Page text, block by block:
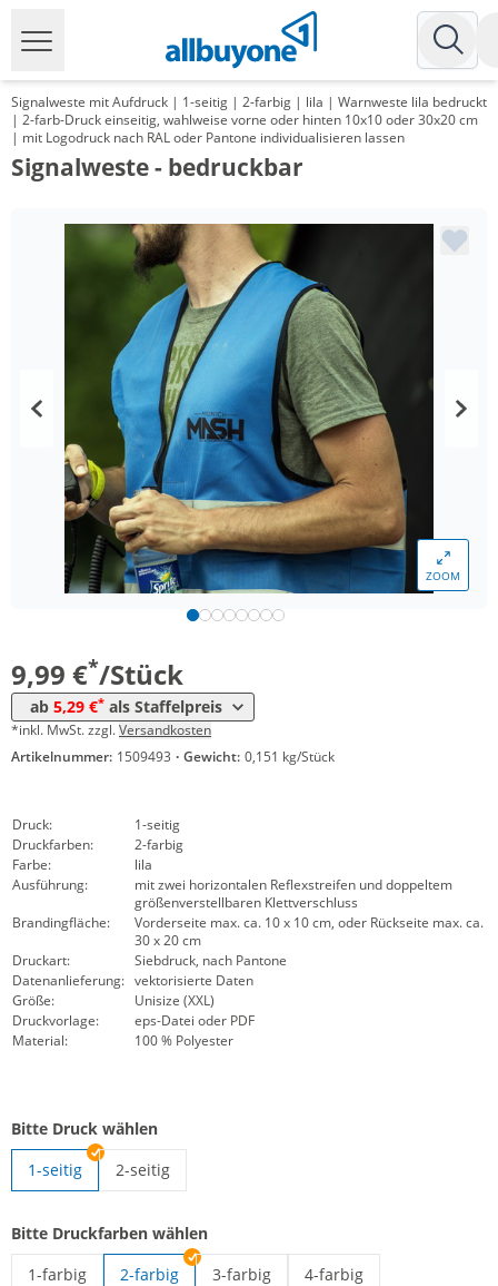
Signalweste mit Aufdruck | 1-seitig | 2-farbig | lila | Warnweste lila bedruckt
| 2-farb-Druck einseitig, wahlweise vorne oder hinten 10x10 oder 30x20 cm
| mit Logodruck nach RAL oder Pantone individualisieren lassen
Signalweste - bedruckbar
ZOOM
9,99 €*/Stück
ab 5,29 €* als Staffelpreis
Preis
ab 100 Stück 6,99 €
ab 200 Stück 6,29 €
ab 300 Stück 6,19 €*
*inkl. MwSt. zzgl.Versandkosten
Artikelnummer: 1509493 · Gewicht: 0,151 kg/Stück
Druck:
1-seitig
Druckfarben:
2-farbig
Farbe:
lila
Ausführung:
mit zwei horizontalen Reflexstreifen und doppeltem
größenverstellbaren Klettverschluss
Brandingfläche:
Vorderseite max. ca. 10 x 10 cm, oder Rückseite max. ca.
30 x 20 cm
Druckart:
Siebdruck, nach Pantone
Datenanlieferung: vektorisierte Daten
Größe:
Unisize (XXL)
Druckvorlage:
eps-Datei oder PDF
Material:
100 % Polyester
Bitte Druck wählen
1-seitig
2-seitig
Bitte Druckfarben wählen
1-farbig
2-farbig
3-farbig
4-farbig